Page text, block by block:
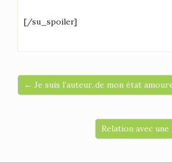
[/su_spoiler]
← Je suis l’auteur..de mon état
Relation avec